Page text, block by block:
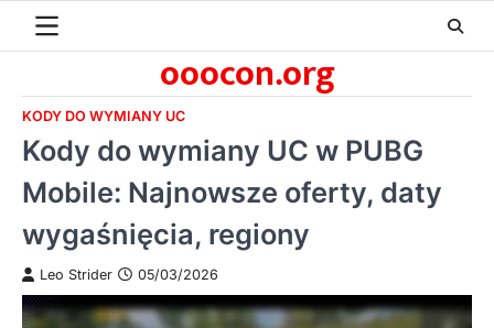
ooocon.org
KODY DO WYMIANY UC
Kody do wymiany UC w PUBG
Mobile: Najnowsze oferty, daty
wygaśnięcia, regiony
Leo Strider 05/03/2026